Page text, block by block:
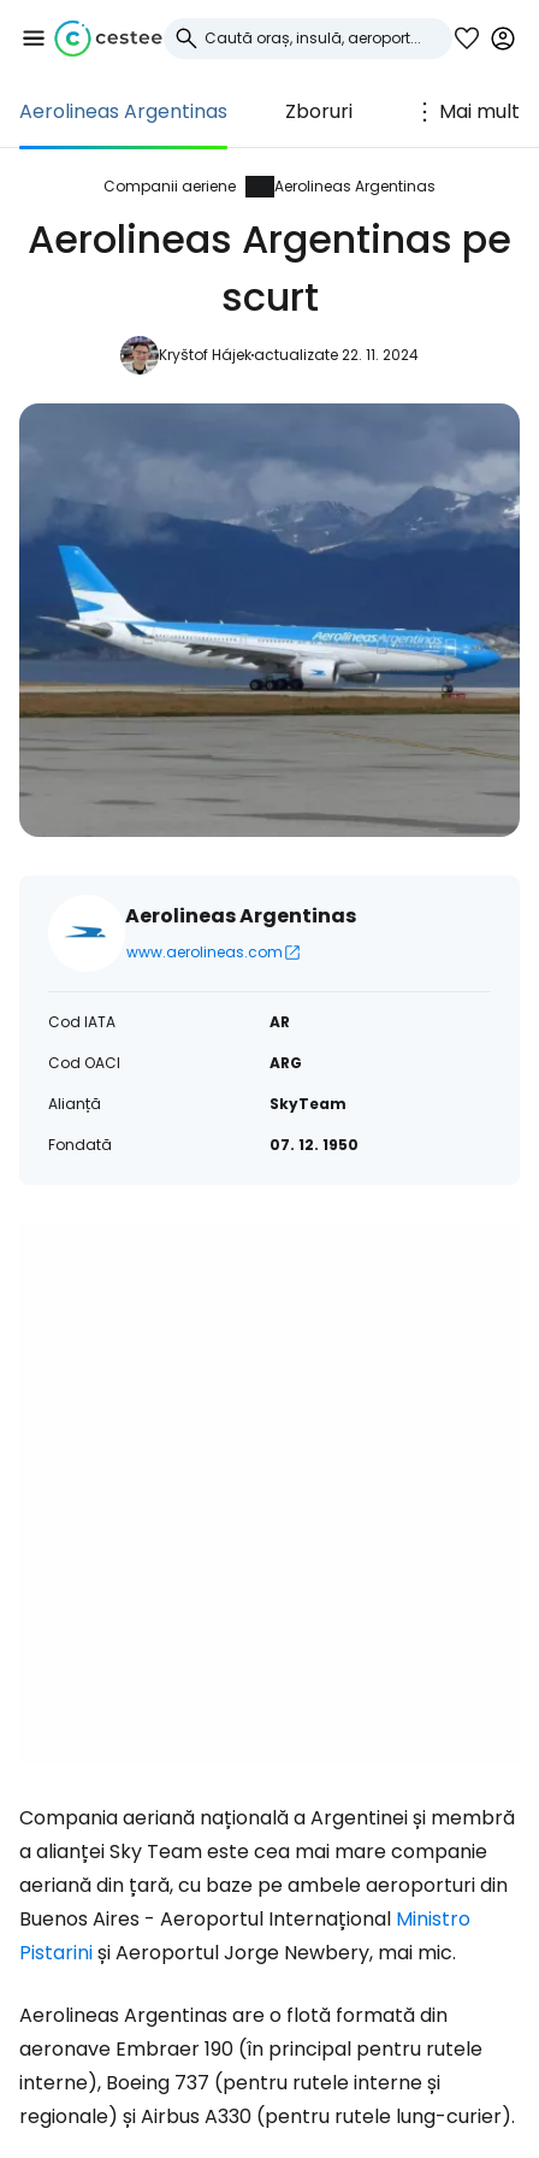
Aerolineas Argentinas Zboruri Mai mult
Companii aeriene Aerolineas Argentinas
Aerolineas Argentinas pe
scurt
Kryštof Hájekactualizate 22. 11. 2024
Aerolineas Argentinas
www.aerolineas.com
Cod IATA
AR
Cod OACI
ARG
Alianță
SkyTeam
Fondată
07. 12. 1950
Compania aeriană națională a Argentinei și membră
a alianței Sky Team este cea mai mare companie
aeriană din țară, cu baze pe ambele aeroporturi din
Buenos Aires - Aeroportul Internațional Ministro
Pistariniși Aeroportul Jorge Newbery, mai mic.
Aerolineas Argentinas are o flotă formată din
aeronave Embraer 190 (în principal pentru rutele
interne), Boeing 737 (pentru rutele interne și
regionale) și Airbus A330 (pentru rutele lung-curier).
Conectați-vă la
Cestee
... comunitatea mondială a călătorilor
Continuați cu e-mailul